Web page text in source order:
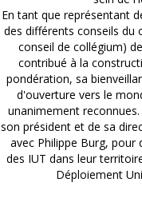
En tant que représentant
des différents conseils du
conseil de collégium)
contribué à la
pondération, sa
d'ouverture vers le
unanimement
son président et de sa
avec Philippe Burg,
des IUT dans leur
Déploiement